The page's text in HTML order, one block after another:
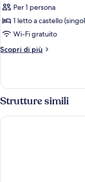
per
Dormitorio
condiviso
Basic,
non
bagno
condiviso
Per 1 persona
1 letto a castello
Wi-Fi gratuito
Scopri di più
Altri
condiviso
Basic,
dormitorio
misto,
non
Strutture simili
The Ritz Village Hotel